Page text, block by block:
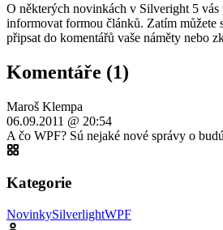
O některých novinkách v Silveright 5 vás
informovat formou článků. Zatím můžete
připsat do komentářů vaše náměty nebo
Komentáře (1)
Maroš Klempa
06.09.2011 @ 20:54
A čo WPF? Sú nejaké nové správy o
Kategorie
NovinkySilverlightWPF